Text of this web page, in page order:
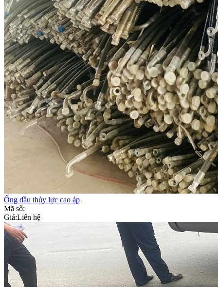
Ống dầu thủy lực cao áp
Mã số:
Giá:Liên hệ